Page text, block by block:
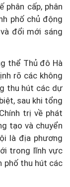
cấp, phân
phố chủ động
đổi mới sáng
thể Thủ đô Hà
rõ các không
thu hút các dự
sau khi tổng
trị về phát
tạo và chuyển
là địa phương
trong lĩnh vực
phố thu hút các